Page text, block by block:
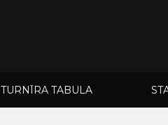
TURNĪRA TABULA